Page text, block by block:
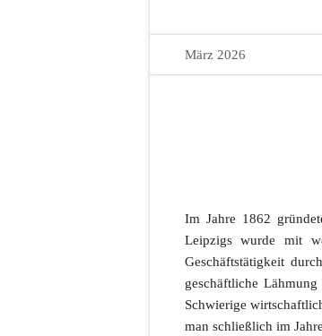
März 2026
Im Jahre 1862
Leipzigs wurde mit
Geschäftstätigkeit
geschäftliche
Schwierige
man schließlich im